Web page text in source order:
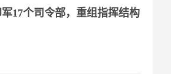
17个司令部，重组指挥结构